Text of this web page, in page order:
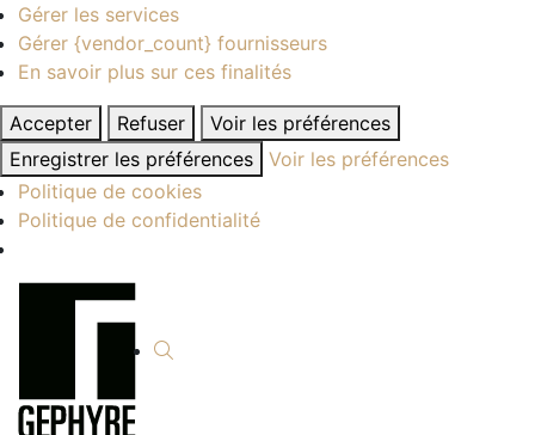
Gérer les services
Gérer {vendor_count} fournisseurs
En savoir plus sur ces finalités
Accepter Refuser
Voir les préférences
Enregistrer les préférences
Voir les préférences
Politique de cookies
Politique de confidentialité